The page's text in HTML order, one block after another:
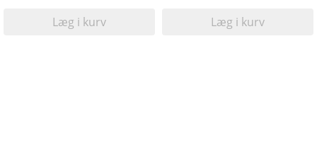
Læg i kurv Læg i kurv